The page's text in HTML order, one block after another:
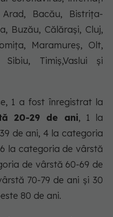
Bacău, Bistrița-
Buzău, Călărași, Cluj,
Maramureş, Olt,
Timiș,Vaslui și
1 a fost înregistrat la
20-29 de ani, 1 la
de ani, 4 la categoria
la categoria de vârstă
de vârstă 60-69 de
70-79 de ani și 30
80 de ani.